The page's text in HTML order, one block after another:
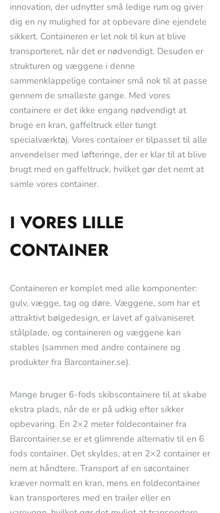
innovation, der udnytter små ledige rum og giver
dig en ny mulighed for at opbevare dine ejendele
sikkert. Containeren er let nok til kun at blive
transporteret, når det er nødvendigt. Desuden er
strukturen og væggene i denne
sammenklappelige container små nok til at passe
gennem de smalleste gange. Med vores
containere er det ikke engang nødvendigt at
bruge en kran, gaffeltruck eller tungt
specialværktøj. Vores container er tilpasset til alle
anvendelser med løfteringe, der er klar til at blive
brugt med en gaffeltruck, hvilket gør det nemt at
samle vores container.
I VORES LILLE
CONTAINER
Containeren er komplet med alle komponenter:
gulv, vægge, tag og døre. Væggene, som har et
attraktivt bølgedesign, er lavet af galvaniseret
stålplade, og containeren og væggene kan
stables (sammen med andre containere og
produkter fra Barcontainer.se).
Mange bruger 6-fods skibscontainere til at skabe
ekstra plads, når de er på udkig efter sikker
opbevaring. En 2×2 meter foldecontainer fra
Barcontainer.se er et glimrende alternativ til en 6
fods container. Det skyldes, at en 2×2 container er
nem at håndtere. Transport af en søcontainer
kræver normalt en kran, mens en foldecontainer
kan transporteres med en trailer eller en